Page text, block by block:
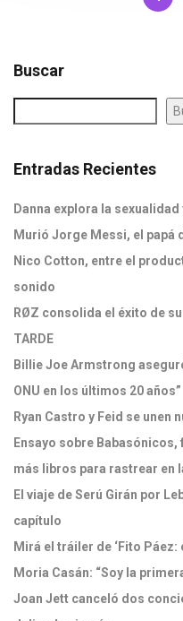
Buscar
Entradas Recientes
Danna explora la sexualidad
Murió Jorge Messi, el papá
Nico Cotton, entre el
sonido
RØZ consolida el éxito de
TARDE
Billie Joe Armstrong
ONU en los últimos 20 años”
Ryan Castro y Feid se unen
Ensayo sobre
más libros para rastrear en
El viaje de Serú Girán por
capítulo
Mirá el tráiler de ‘Fito Páez:
Moria Casán: “Soy la
Joan Jett canceló dos